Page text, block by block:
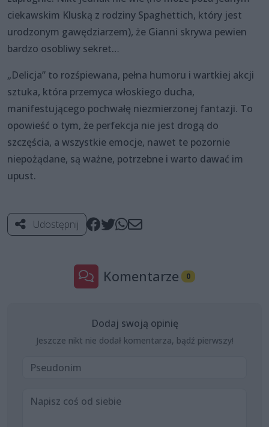
ciekawskim Kluską z rodziny Spaghettich, który jest
urodzonym gawędziarzem), że Gianni skrywa pewien
bardzo osobliwy sekret…
„Delicja” to rozśpiewana, pełna humoru i wartkiej akcji
sztuka, która przemyca włoskiego ducha,
manifestującego pochwałę niezmierzonej fantazji. To
opowieść o tym, że perfekcja nie jest drogą do
szczęścia, a wszystkie emocje, nawet te pozornie
niepożądane, są ważne, potrzebne i warto dawać im
upust.
Udostępnij
Komentarze 0
Dodaj swoją opinię
Jeszcze nikt nie dodał komentarza, bądź pierwszy!